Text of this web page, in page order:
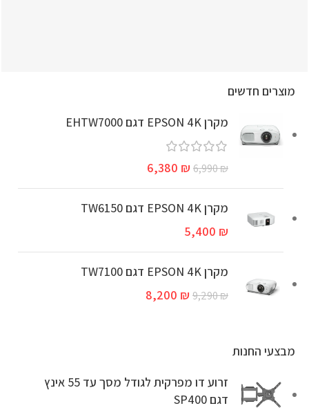
מוצרים חדשים
מקרן EPSON 4K דגם EHTW7000
6,990₪
6,380 ₪
מקרן EPSON 4K דגם TW6150
5,400 ₪
מקרן EPSON 4K דגם TW7100
9,290₪
8,200 ₪
מבצעי החנות
זרוע דו מפרקית לגודל מסך עד 55 אינץ
דגם SP400